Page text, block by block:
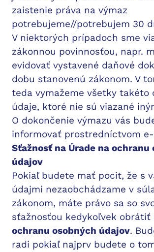
zaistenie práva na výmaz
potrebujeme//potrebujem 30
V niektorých prípadoch sme
zákonnou povinnosťou, napr.
evidovať vystavené daňové
dobu stanovenú zákonom. V
teda vymažeme všetky takéto
údaje, ktoré nie sú viazané
O dokončenie výmazu vás
informovať prostredníctvom
Sťažnosť na Úrade na ochranu
údajov
Pokiaľ budete mať pocit, že s
údajmi nezaobchádzame v
zákonom, máte právo sa so
sťažnosťou kedykoľvek obrátiť
ochranu osobných údajov.
radi pokiaľ najprv budete o